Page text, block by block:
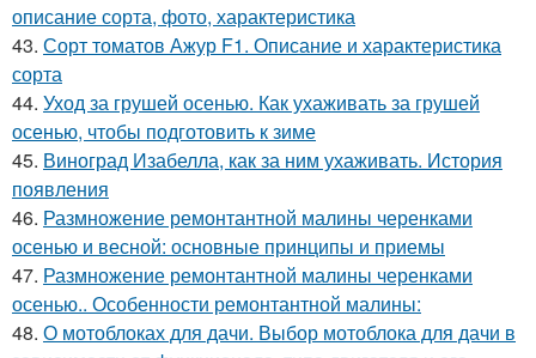
описание сорта, фото, характеристика
43. Сорт томатов Ажур F1. Описание и характеристика
сорта
44. Уход за грушей осенью. Как ухаживать за грушей
осенью, чтобы подготовить к зиме
45. Виноград Изабелла, как за ним ухаживать. История
появления
46. Размножение ремонтантной малины черенками
осенью и весной: основные принципы и приемы
47. Размножение ремонтантной малины черенками
осенью.. Особенности ремонтантной малины:
48. О мотоблоках для дачи. Выбор мотоблока для дачи в